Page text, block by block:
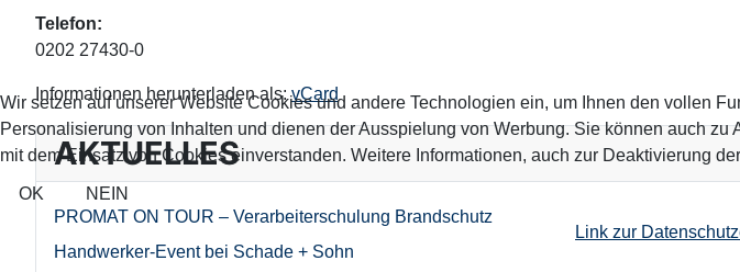
Telefon:
0202 27430-0
Informationen herunterladen als:vCard
AKTUELLES
PROMAT ON TOUR – Verarbeiterschulung Brandschutz
Handwerker-Event bei Schade + Sohn
Wir setzen auf unserer Website Cookies und andere Technologien ein, um Ihnen den vollen
Personalisierung von Inhalten und dienen der Ausspielung von Werbung. Sie können auch
mit dem Einsatz von Cookies einverstanden. Weitere Informationen, auch zur Deaktivierung
OK NEIN
Link zur